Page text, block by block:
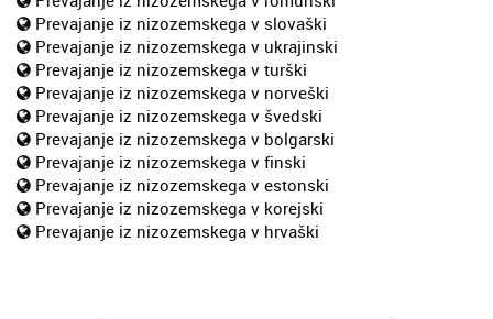
Prevajanje iz nizozemskega v slovaški
Prevajanje iz nizozemskega v ukrajinski
Prevajanje iz nizozemskega v turški
Prevajanje iz nizozemskega v norveški
Prevajanje iz nizozemskega v švedski
Prevajanje iz nizozemskega v bolgarski
Prevajanje iz nizozemskega v finski
Prevajanje iz nizozemskega v estonski
Prevajanje iz nizozemskega v korejski
Prevajanje iz nizozemskega v hrvaški